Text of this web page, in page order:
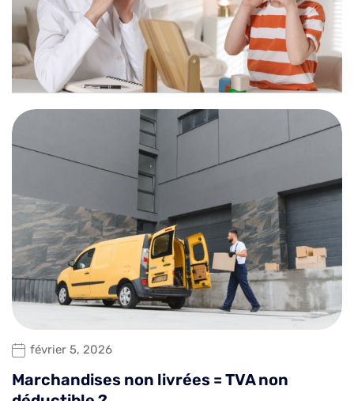
février 5, 2026
Marchandises non livrées = TVA non